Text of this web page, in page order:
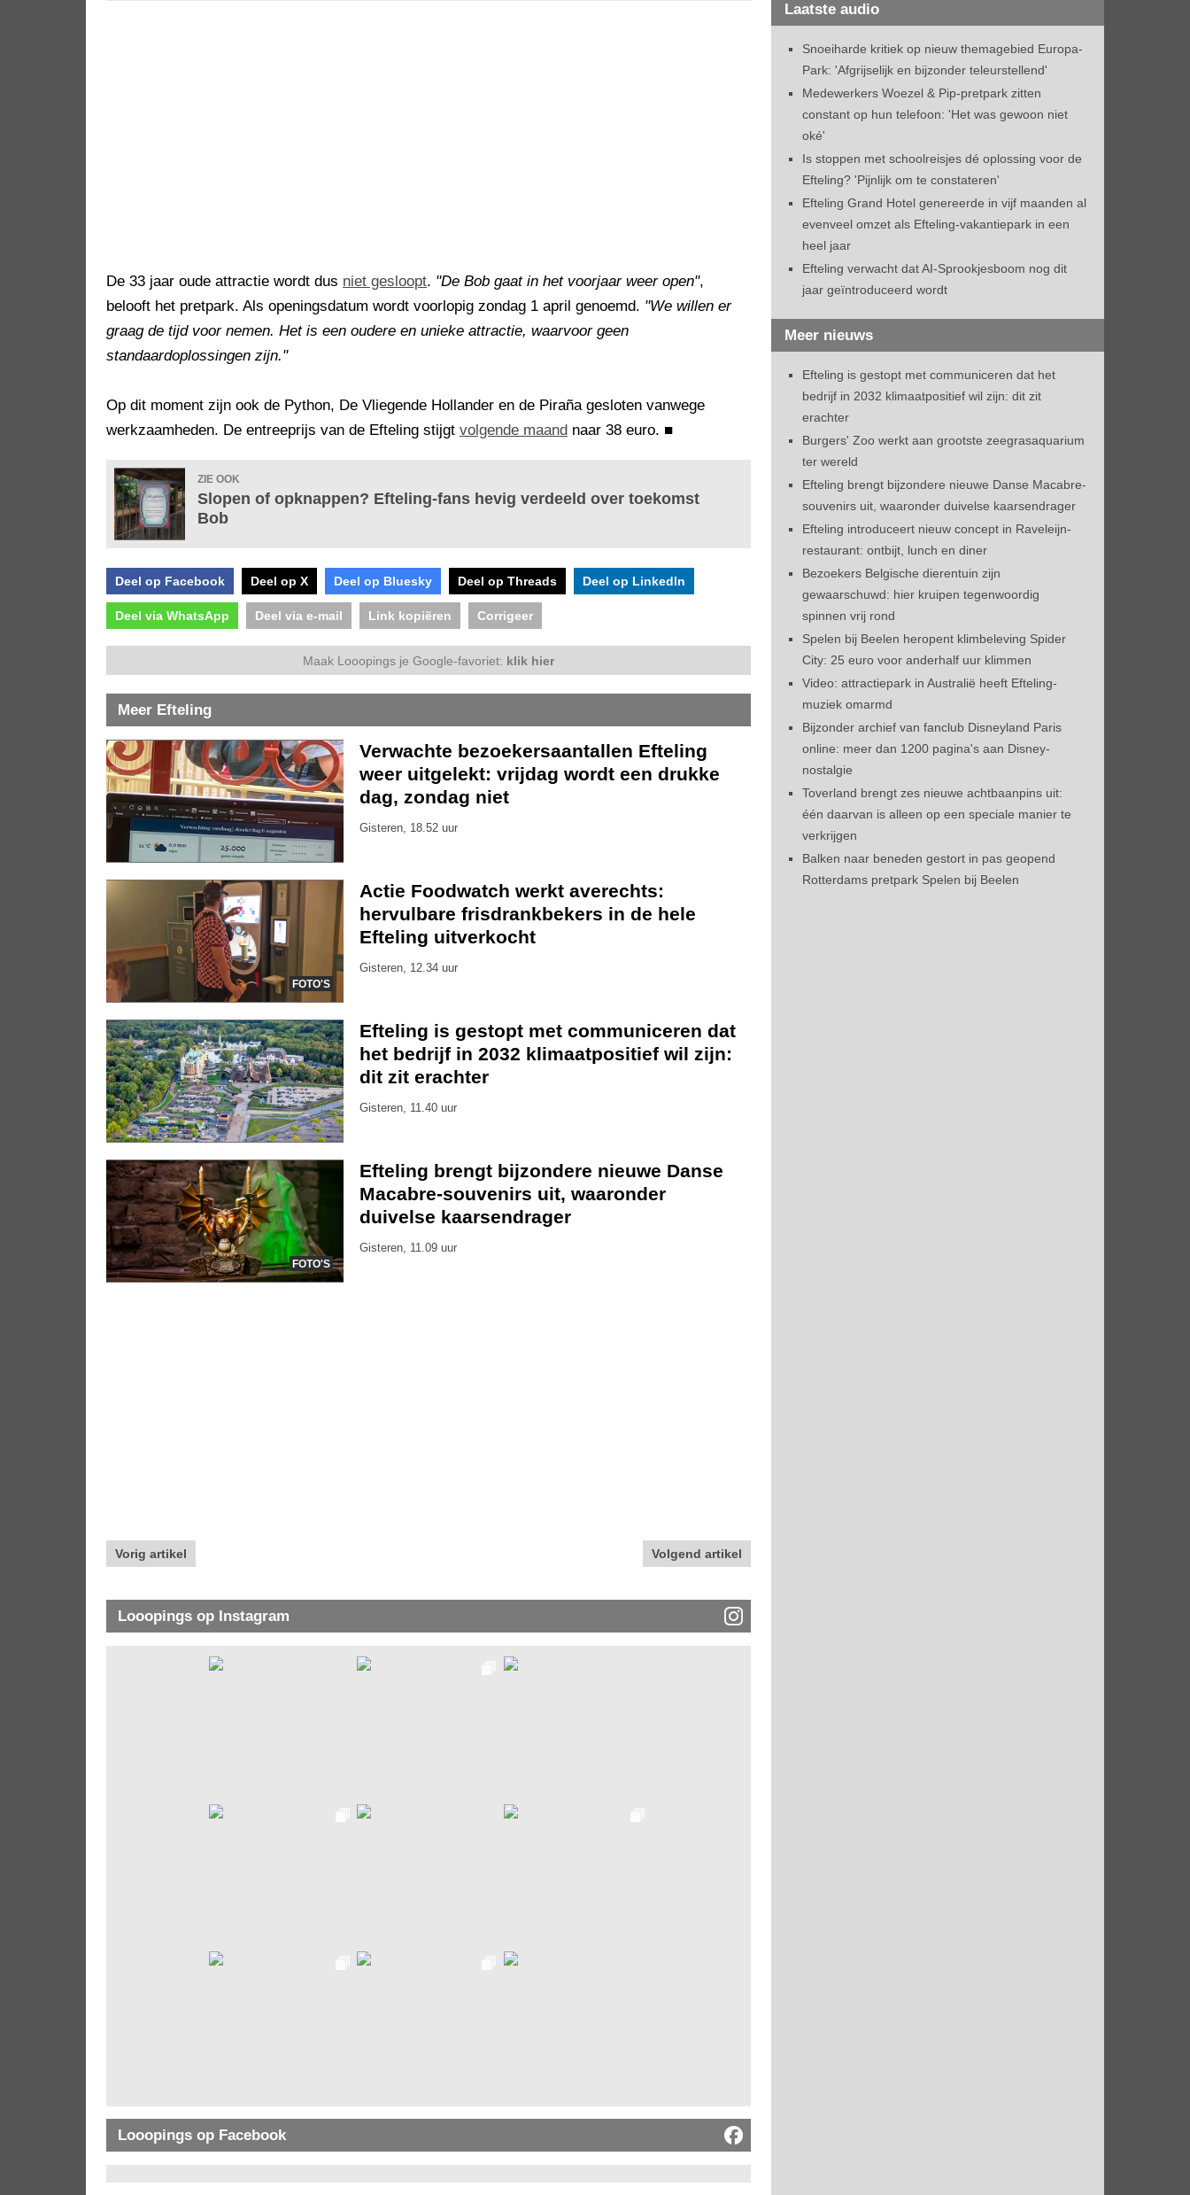
De 33 jaar oude attractie wordt dus niet gesloopt. "De Bob gaat in het voorjaar weer open",
belooft het pretpark. Als openingsdatum wordt voorlopig zondag 1 april genoemd. "We willen er
graag de tijd voor nemen. Het is een oudere en unieke attractie, waarvoor geen
standaardoplossingen zijn."
Op dit moment zijn ook de Python, De Vliegende Hollander en de Piraña gesloten vanwege
werkzaamheden. De entreeprijs van de Efteling stijgt volgende maand naar 38 euro. ■
ZIE OOK
Slopen of opknappen? Efteling-fans hevig verdeeld over toekomst
Bob
Deel op Facebook Deel op X Deel op Bluesky Deel op Threads Deel op LinkedIn
Deel via WhatsApp Deel via e-mail Link kopiëren Corrigeer
Maak Looopings je Google-favoriet: klik hier
Meer Efteling
Verwachte bezoekersaantallen Efteling
weer uitgelekt: vrijdag wordt een drukke
dag, zondag niet
Gisteren, 18.52 uur
FOTO'S
Actie Foodwatch werkt averechts:
hervulbare frisdrankbekers in de hele
Efteling uitverkocht
Gisteren, 12.34 uur
Efteling is gestopt met communiceren dat
het bedrijf in 2032 klimaatpositief wil zijn:
dit zit erachter
Gisteren, 11.40 uur
FOTO'S
Efteling brengt bijzondere nieuwe Danse
Macabre-souvenirs uit, waaronder
duivelse kaarsendrager
Gisteren, 11.09 uur
Vorig artikel Volgend artikel
Looopings op Instagram
Looopings op Facebook
Laatste audio
Snoeiharde kritiek op nieuw themagebied Europa-
Park: 'Afgrijselijk en bijzonder teleurstellend'
Medewerkers Woezel & Pip-pretpark zitten
constant op hun telefoon: 'Het was gewoon niet
oké'
Is stoppen met schoolreisjes dé oplossing voor de
Efteling? 'Pijnlijk om te constateren'
Efteling Grand Hotel genereerde in vijf maanden al
evenveel omzet als Efteling-vakantiepark in een
heel jaar
Efteling verwacht dat AI-Sprookjesboom nog dit
jaar geïntroduceerd wordt
Meer nieuws
Efteling is gestopt met communiceren dat het
bedrijf in 2032 klimaatpositief wil zijn: dit zit
erachter
Burgers' Zoo werkt aan grootste zeegrasaquarium
ter wereld
Efteling brengt bijzondere nieuwe Danse Macabre-
souvenirs uit, waaronder duivelse kaarsendrager
Efteling introduceert nieuw concept in Raveleijn-
restaurant: ontbijt, lunch en diner
Bezoekers Belgische dierentuin zijn
gewaarschuwd: hier kruipen tegenwoordig
spinnen vrij rond
Spelen bij Beelen heropent klimbeleving Spider
City: 25 euro voor anderhalf uur klimmen
Video: attractiepark in Australië heeft Efteling-
muziek omarmd
Bijzonder archief van fanclub Disneyland Paris
online: meer dan 1200 pagina's aan Disney-
nostalgie
Toverland brengt zes nieuwe achtbaanpins uit:
één daarvan is alleen op een speciale manier te
verkrijgen
Balken naar beneden gestort in pas geopend
Rotterdams pretpark Spelen bij Beelen